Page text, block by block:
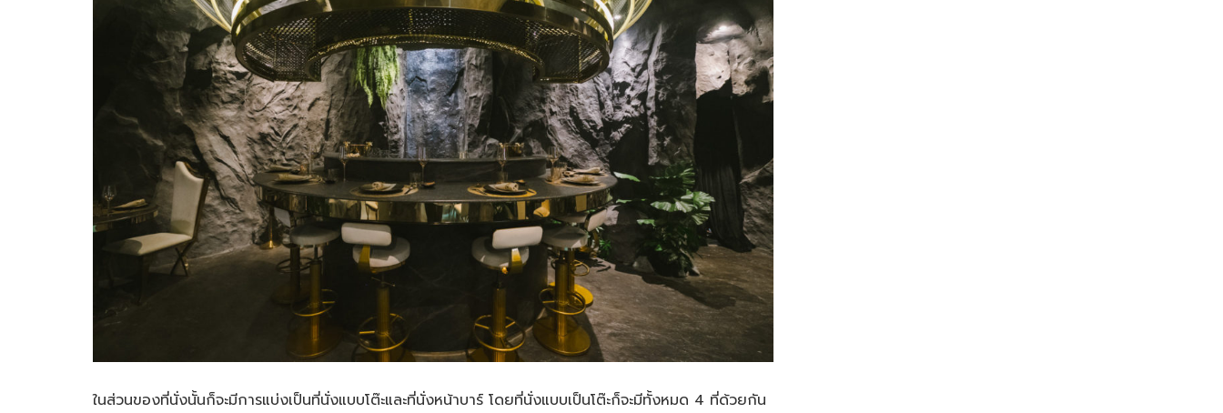
ในส่วนของที่นั่งนั้นก็จะมีการแบ่งเป็นที่นั่งแบบโต๊ะและที่นั่งหน้าบาร์ โดยที่นั่งแบบเป็นโต๊ะก็จะมีทั้งหมด 4 ที่ด้วยกัน